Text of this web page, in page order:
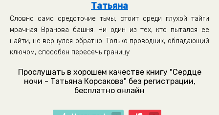
Татьяна
Словно само средоточие тьмы, стоит среди глухой тайги
мрачная Вранова башня. Ни один из тех, кто пытался ее
найти, не вернулся обратно. Только проводник, обладающий
ключом, способен пересечь границу
Прослушать в хорошем качестве книгу "Сердце
ночи - Татьяна Корсакова" без регистрации,
бесплатно онлайн